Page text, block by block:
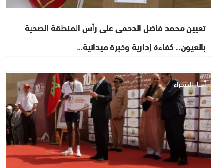
تعيين محمد فاضل الدحمي على رأس المنطقة الصحية
بالعيون.. كفاءة إدارية وخبرة ميدانية…
أخبار الصحراء